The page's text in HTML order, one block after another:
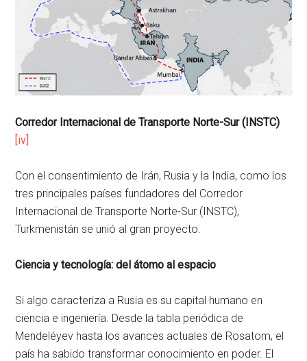
Corredor Internacional de Transporte Norte-Sur (INSTC)
[iv]
Con el consentimiento de Irán, Rusia y la India, como los
tres principales países fundadores del Corredor
Internacional de Transporte Norte-Sur (INSTC),
Turkmenistán se unió al gran proyecto.
Ciencia y tecnología: del átomo al espacio
Si algo caracteriza a Rusia es su capital humano en
ciencia e ingeniería. Desde la tabla periódica de
Mendeléyev hasta los avances actuales de Rosatom, el
país ha sabido transformar conocimiento en poder. El